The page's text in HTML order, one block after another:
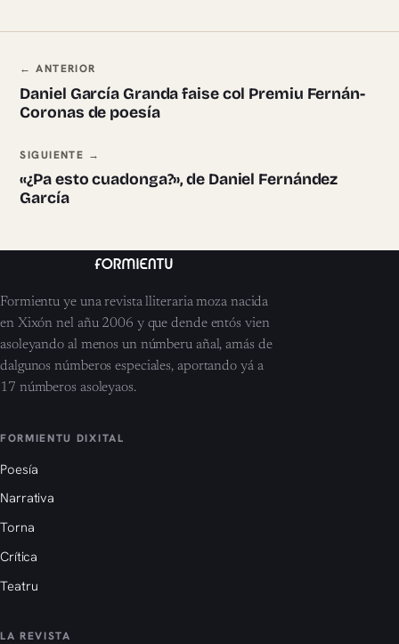
Navegación ente pieces
← ANTERIOR
Daniel García Granda faise col Premiu Fernán-
Coronas de poesía
SIGUIENTE →
«¿Pa esto cuadonga?», de Daniel Fernández
García
Formientu ye una revista lliteraria moza nacida
en Xixón nel añu 2006 y que dende entós vien
asoleyando al menos un númberu añal, amás de
dalgunos númberos especiales, aportando yá a
17 númberos asoleyaos.
FORMIENTU DIXITAL
Poesía
Narrativa
Torna
Crítica
Teatru
LA REVISTA